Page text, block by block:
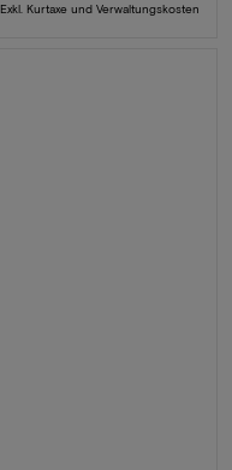
Exkl. Kurtaxe und Verwaltungskosten